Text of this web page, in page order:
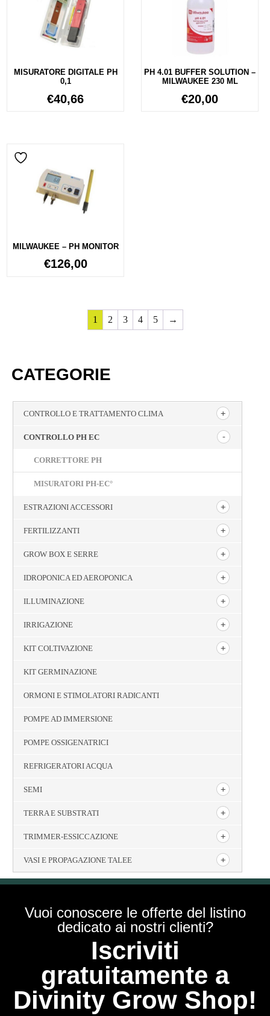
CATEGORIE
CONTROLLO E TRATTAMENTO CLIMA
CONTROLLO PH EC
CORRETTORE PH
MISURATORI PH-EC°
ESTRAZIONI ACCESSORI
FERTILIZZANTI
GROW BOX E SERRE
IDROPONICA ED AEROPONICA
ILLUMINAZIONE
IRRIGAZIONE
KIT COLTIVAZIONE
KIT GERMINAZIONE
ORMONI E STIMOLATORI RADICANTI
POMPE AD IMMERSIONE
POMPE OSSIGENATRICI
REFRIGERATORI ACQUA
SEMI
TERRA E SUBSTRATI
TRIMMER-ESSICCAZIONE
VASI E PROPAGAZIONE TALEE
MISURATORE DIGITALE PH
0,1
€40,66
PH 4.01 BUFFER SOLUTION –
MILWAUKEE 230 ML
€20,00
MILWAUKEE – PH MONITOR
€126,00
1 2 3 4 5 →
Vuoi conoscere le offerte del listino
dedicato ai nostri clienti?
Iscriviti
gratuitamente a
Divinity Grow Shop!